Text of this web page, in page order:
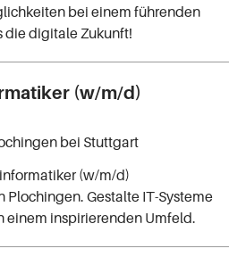
bei einem führenden
die digitale Zukunft!
(w/m/d)
bei Stuttgart
(w/m/d)
Gestalte IT-Systeme
einem inspirierenden Umfeld.